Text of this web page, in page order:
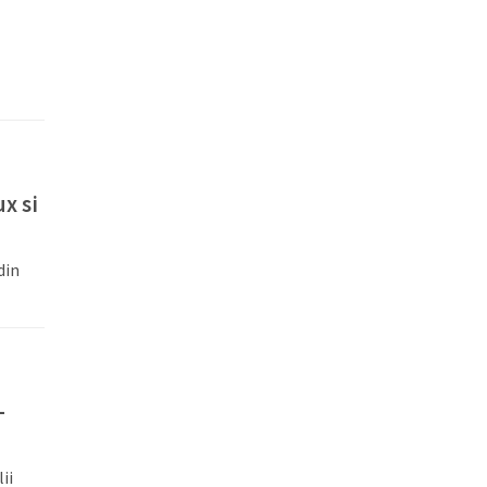
si